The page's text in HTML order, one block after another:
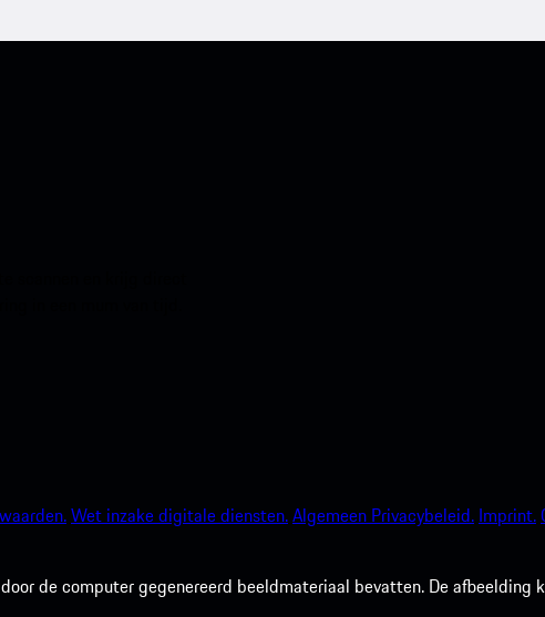
Wet inzake digitale diensten.Algemeen Privacybeleid. Imprint.
de computer gegenereerd beeldmateriaal bevatten. De